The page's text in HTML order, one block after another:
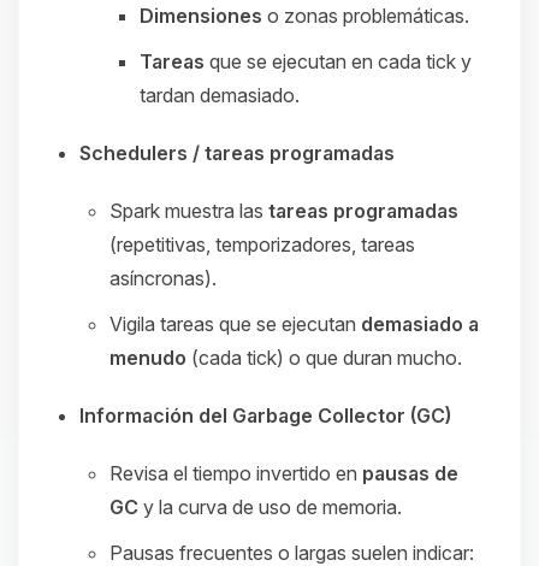
Dimensiones o zonas problemáticas.
Tareas que se ejecutan en cada tick y
tardan demasiado.
Schedulers / tareas programadas
Spark muestra las tareas programadas
(repetitivas, temporizadores, tareas
asíncronas).
Vigila tareas que se ejecutan demasiado a
menudo (cada tick) o que duran mucho.
Información del Garbage Collector (GC)
Revisa el tiempo invertido en pausas de
GC y la curva de uso de memoria.
Pausas frecuentes o largas suelen indicar: